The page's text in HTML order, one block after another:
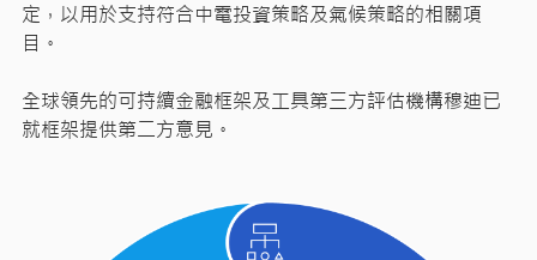
定，以用於支持符合中電投資策略及氣候策略的相關項
目。
全球領先的可持續金融框架及工具第三方評估機構穆迪已
就框架提供第二方意見。